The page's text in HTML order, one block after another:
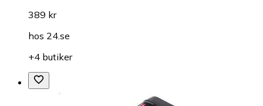
389 kr
hos 24.se
+4 butiker